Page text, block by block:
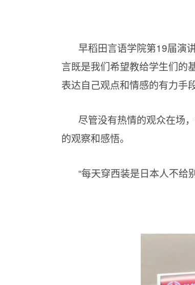
早稻田言语学院第19届演
言既是我们希望教给学生们的
表达自己观点和情感的有力手
尽管没有热情的观众在场
的观察和感悟。
“每天穿西装是日本人不给